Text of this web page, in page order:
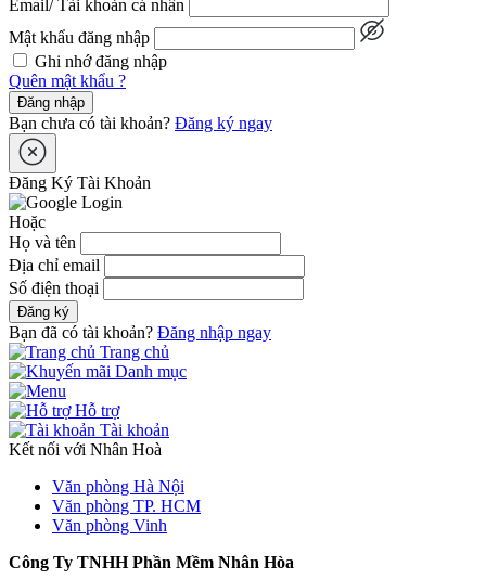
Email/ Tài khoản cá nhân
Mật khẩu đăng nhập
Ghi nhớ đăng nhập
Quên mật khẩu ?
Đăng nhập
Bạn chưa có tài khoản? Đăng ký ngay
Đăng Ký Tài Khoản
Hoặc
Họ và tên
Địa chỉ email
Số điện thoại
Đăng ký
Bạn đã có tài khoản? Đăng nhập ngay
Trang chủ
Danh mục
Hỗ trợ
Tài khoản
Kết nối với Nhân Hoà
Văn phòng Hà Nội
Văn phòng TP. HCM
Văn phòng Vinh
Công Ty TNHH Phần Mềm Nhân Hòa